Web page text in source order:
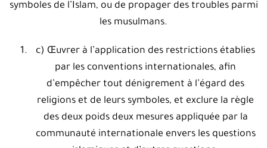
symboles de l’Islam, ou de propager des troubles parmi
les musulmans.
c) Œuvrer à l’application des restrictions établies
par les conventions internationales, afin
d’empêcher tout dénigrement à l’égard des
religions et de leurs symboles, et exclure la règle
des deux poids deux mesures appliquée par la
communauté internationale envers les questions